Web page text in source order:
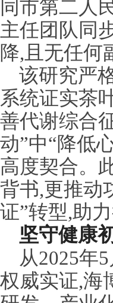
同市第二人
主任团队同
降,且无任何
该研究严
系统证实茶
善代谢综合
动”中“降低
高度契合。
背书,更推动
证”转型,助
坚守健康
从2025年
权威实证,海